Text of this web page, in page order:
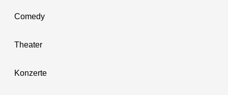
Comedy
Theater
Konzerte